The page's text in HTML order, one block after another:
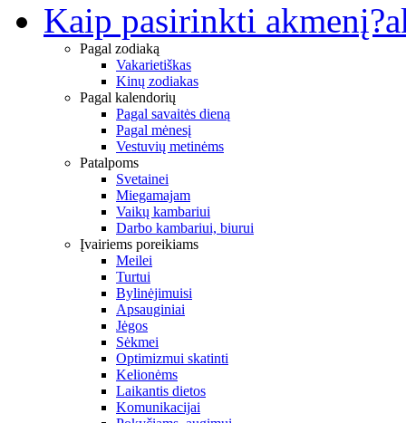
Kaip pasirinkti akmenį?
Pagal zodiaką
Vakarietiškas
Kinų zodiakas
Pagal kalendorių
Pagal savaitės dieną
Pagal mėnesį
Vestuvių metinėms
Patalpoms
Svetainei
Miegamajam
Vaikų kambariui
Darbo kambariui, biurui
Įvairiems poreikiams
Meilei
Turtui
Bylinėjimuisi
Apsauginiai
Jėgos
Sėkmei
Optimizmui skatinti
Kelionėms
Laikantis dietos
Komunikacijai